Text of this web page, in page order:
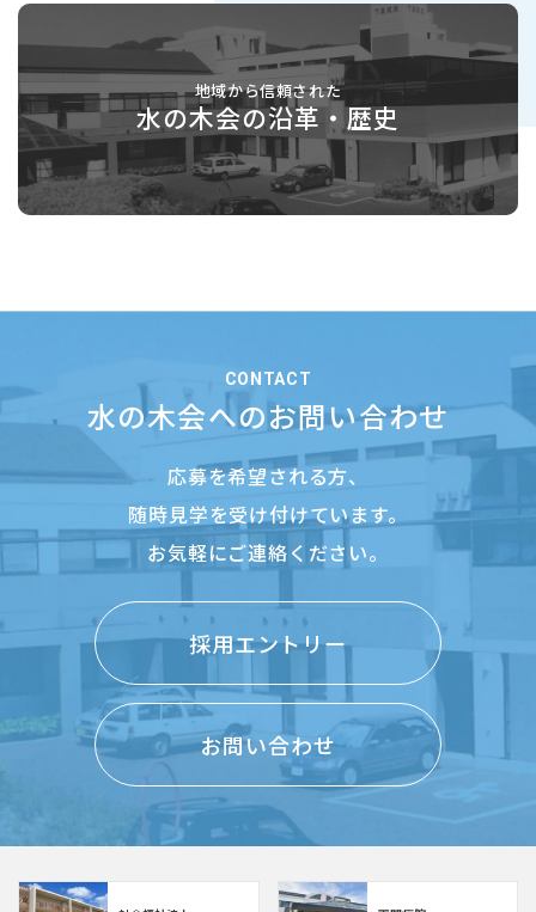
地域から信頼された
水の木会の沿革・歴史
CONTACT
水の木会へのお問い合わせ
応募を希望される方、
随時見学を受け付けています。
お気軽にご連絡ください。
採用エントリー
お問い合わせ